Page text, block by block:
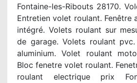
Fontaine-les-Ribouts 28170.
Entretien volet roulant. Fenêtre
intégré. Volets roulant sur
de garage. Volets roulant
aluminium. Volet roulant
Bloc fenetre volet roulant.
roulant electrique prix